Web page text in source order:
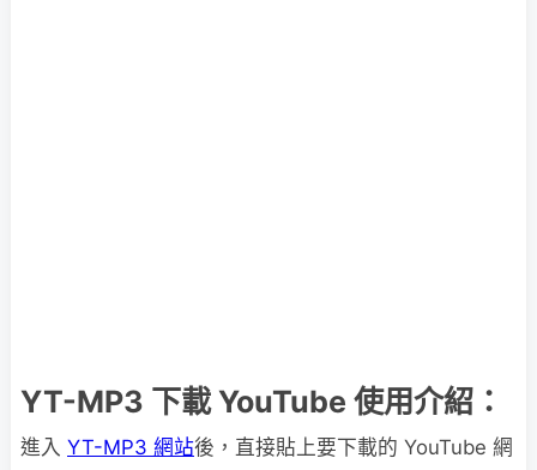
YT-MP3 下載 YouTube 使用介紹：
進入 YT-MP3 網站後，直接貼上要下載的 YouTube 網